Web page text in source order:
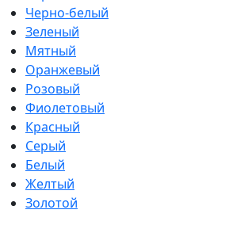
Черно-белый
Зеленый
Мятный
Оранжевый
Розовый
Фиолетовый
Красный
Серый
Белый
Желтый
Золотой